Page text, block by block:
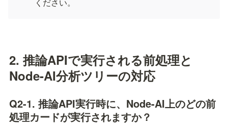
ください。
2. 推論APIで実行される前処理と
Node-AI分析ツリーの対応
Q2-1. 推論API実行時に、Node-AI上のどの前
処理カードが実行されますか？